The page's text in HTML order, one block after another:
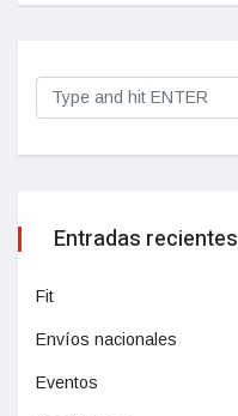
Entradas recientes
Fit
Envíos nacionales
Eventos